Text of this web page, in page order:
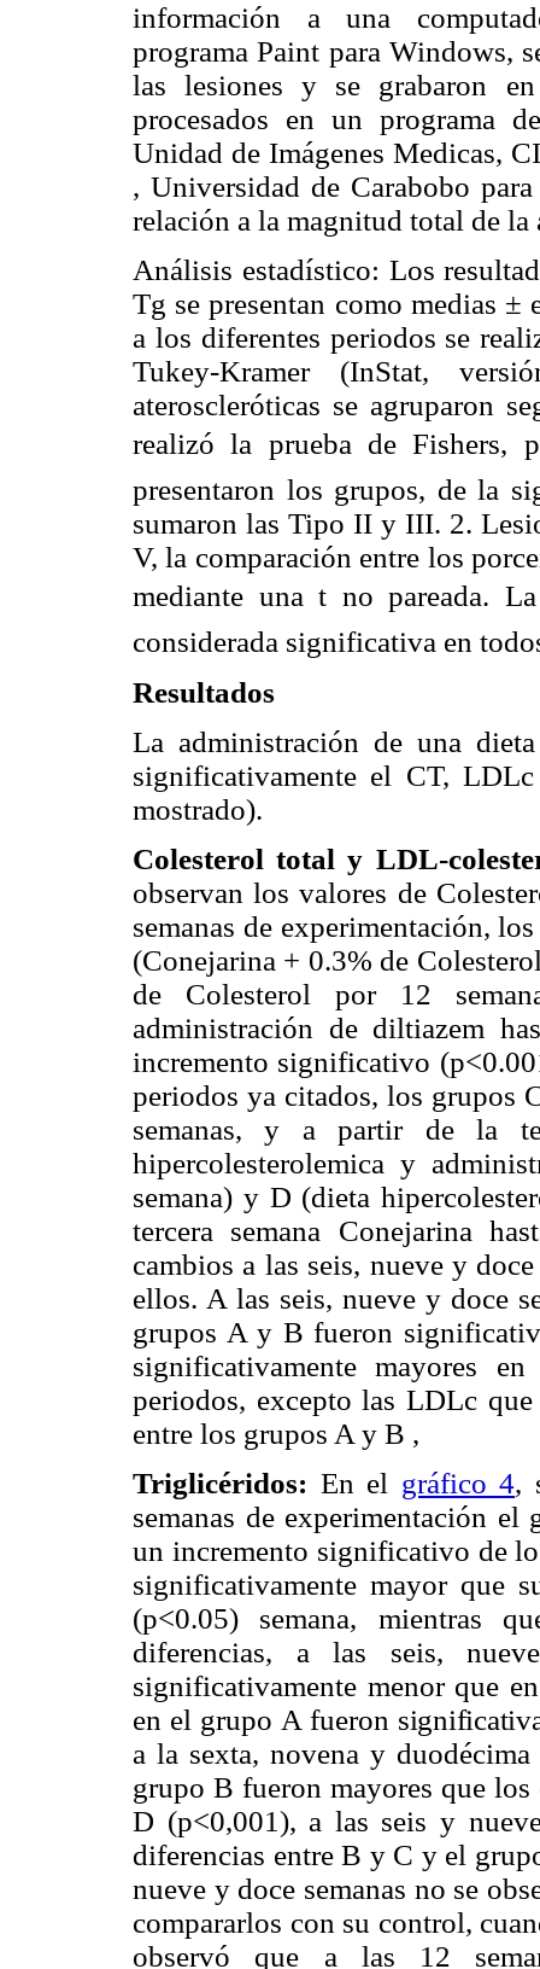
información a una
programa Paint para Windows,
las lesiones y se grabaron
procesados en un programa
Unidad de Imágenes Medicas,
, Universidad de Carabobo
relación a la magnitud total de la
Análisis estadístico: Los
Tg se presentan como medias ±
a los diferentes periodos se
Tukey-Kramer (InStat,
ateroscleróticas se agruparon
realizó la prueba de Fishers,
presentaron los grupos, de la
sumaron las Tipo II y III. 2.
V, la comparación entre los
mediante una t no pareada.
considerada significativa en
Resultados
La administración de una
significativamente el CT,
mostrado).
Colesterol total y LDL-
observan los valores de
semanas de experimentación,
(Conejarina + 0.3% de
de Colesterol por 12
administración de diltiazem
incremento significativo
periodos ya citados, los grupos
semanas, y a partir de la
hipercolesterolemica y
semana) y D (dieta
tercera semana Conejarina
cambios a las seis, nueve y
ellos. A las seis, nueve y doce
grupos A y B fueron
significativamente mayores
periodos, excepto las LDLc
entre los grupos A y B ,
Triglicéridos: En el gráfico 4,
semanas de experimentación
un incremento significativo de
significativamente mayor que
(p<0.05) semana, mientras
diferencias, a las seis,
significativamente menor que
en el grupo A fueron
a la sexta, novena y
grupo B fueron mayores que
D (p<0,001), a las seis y
diferencias entre B y C y el
nueve y doce semanas no se
compararlos con su control,
observó que a las 12